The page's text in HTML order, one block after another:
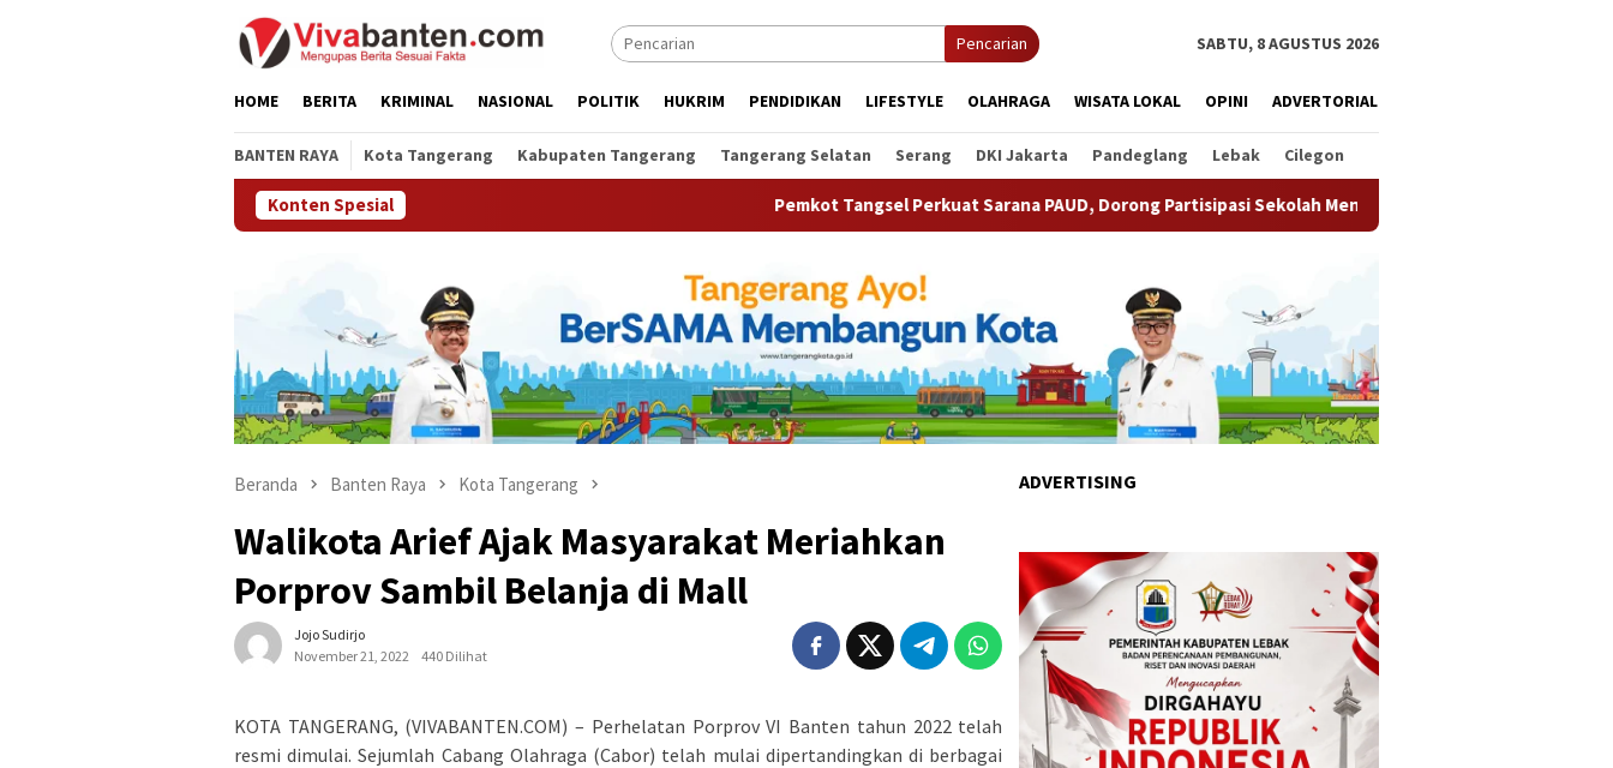
Pencarian SABTU, 8 AGUSTUS 2026
HOME BERITA KRIMINAL NASIONAL POLITIK HUKRIM PENDIDIKAN LIFESTYLE OLAHRAGA WISATA LOKAL OPINI ADVERTORIAL
BANTEN RAYA Kota Tangerang Kabupaten Tangerang Tangerang Selatan Serang DKI Jakarta Pandeglang Lebak Cilegon
Konten Spesial Pemkot Tangsel Perkuat Sarana PAUD, Dorong Partisipasi Sekolah Meningkat Pemkot Tangsel Matangkan
Beranda Banten Raya Kota Tangerang
Walikota Arief Ajak Masyarakat Meriahkan
Porprov Sambil Belanja di Mall
Jojo Sudirjo
November 21, 2022
440 Dilihat
KOTA TANGERANG, (VIVABANTEN.COM) – Perhelatan Porprov VI Banten tahun 2022 telah
resmi dimulai. Sejumlah Cabang Olahraga (Cabor) telah mulai dipertandingkan di berbagai
ADVERTISING